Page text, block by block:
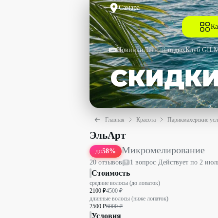
Самара
НовинкиЛетний отдыхКлуб
Главная Красота Парикмахерские
Микромелирование со скидкой до
ЭльАрт
ДО58% Микромелирование
20отзывов 1 вопрос·Действует по 2
Стоимость
средние волосы (до лопаток)
2100 ₽4500 ₽
длинные волосы (ниже лопаток)
2500 ₽6000 ₽
Условия